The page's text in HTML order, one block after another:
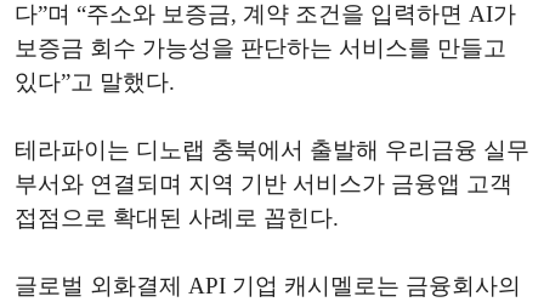
다”며 “주소와 보증금, 계약 조건을 입력하면 AI가
보증금 회수 가능성을 판단하는 서비스를 만들고
있다”고 말했다.
테라파이는 디노랩 충북에서 출발해 우리금융 실무
부서와 연결되며 지역 기반 서비스가 금융앱 고객
접점으로 확대된 사례로 꼽힌다.
글로벌 외화결제 API 기업 캐시멜로는 금융회사의